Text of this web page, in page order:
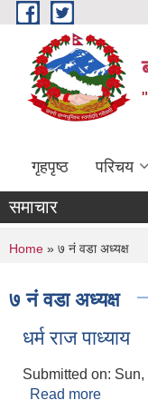
Skip to main content
गृहपृष्ठ परिचय
समाचार
You are here
Home » ७ नं वडा अध्यक्ष
७ नं वडा अध्यक्ष
धर्म राज पाध्याय
Submitted on: Sun,
Read more